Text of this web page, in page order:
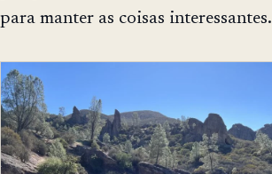
para manter as coisas interessantes.